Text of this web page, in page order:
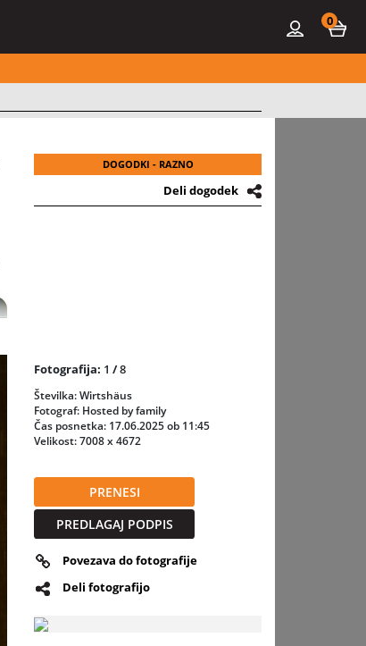
0
DOGODKI - RAZNO
Deli dogodek
Fotografija: 1 /8
Številka: Wirtshäus
Fotograf: Hosted by family
Čas posnetka: 17.06.2025 ob 11:45
Velikost: 7008 x 4672
PRENESI
PREDLAGAJ PODPIS
Povezava do fotografije
Deli fotografijo